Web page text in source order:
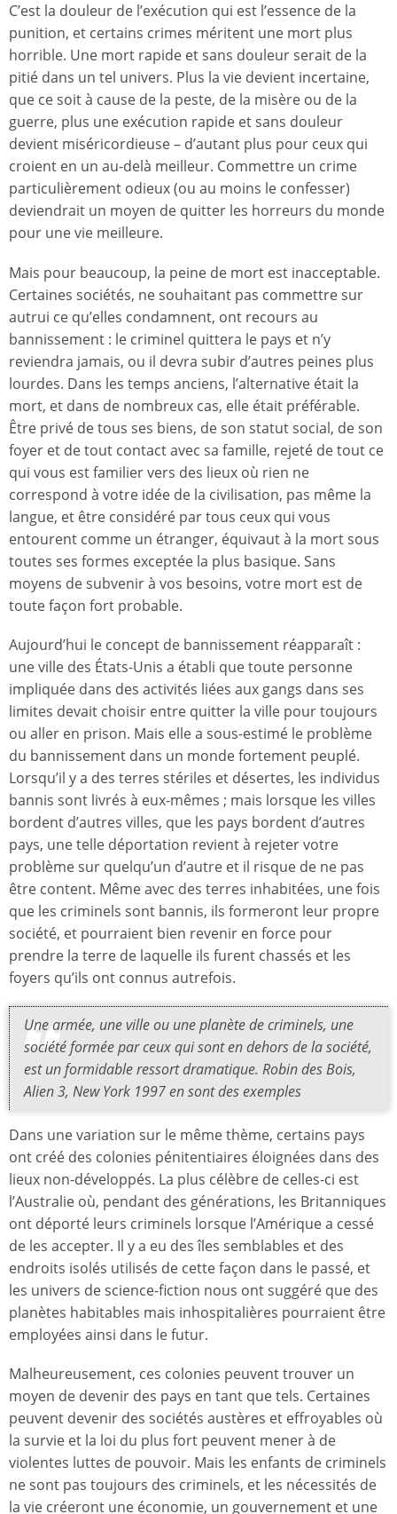
C’est la douleur de l’exécution qui est l’essence de la
punition, et certains crimes méritent une mort plus
horrible. Une mort rapide et sans douleur serait de la
pitié dans un tel univers. Plus la vie devient incertaine,
que ce soit à cause de la peste, de la misère ou de la
guerre, plus une exécution rapide et sans douleur
devient miséricordieuse – d’autant plus pour ceux qui
croient en un au-delà meilleur. Commettre un crime
particulièrement odieux (ou au moins le confesser)
deviendrait un moyen de quitter les horreurs du monde
pour une vie meilleure.
Mais pour beaucoup, la peine de mort est inacceptable.
Certaines sociétés, ne souhaitant pas commettre sur
autrui ce qu’elles condamnent, ont recours au
bannissement : le criminel quittera le pays et n’y
reviendra jamais, ou il devra subir d’autres peines plus
lourdes. Dans les temps anciens, l’alternative était la
mort, et dans de nombreux cas, elle était préférable.
Être privé de tous ses biens, de son statut social, de son
foyer et de tout contact avec sa famille, rejeté de tout ce
qui vous est familier vers des lieux où rien ne
correspond à votre idée de la civilisation, pas même la
langue, et être considéré par tous ceux qui vous
entourent comme un étranger, équivaut à la mort sous
toutes ses formes exceptée la plus basique. Sans
moyens de subvenir à vos besoins, votre mort est de
toute façon fort probable.
Aujourd’hui le concept de bannissement réapparaît :
une ville des États-Unis a établi que toute personne
impliquée dans des activités liées aux gangs dans ses
limites devait choisir entre quitter la ville pour toujours
ou aller en prison. Mais elle a sous-estimé le problème
du bannissement dans un monde fortement peuplé.
Lorsqu’il y a des terres stériles et désertes, les individus
bannis sont livrés à eux-mêmes ; mais lorsque les villes
bordent d’autres villes, que les pays bordent d’autres
pays, une telle déportation revient à rejeter votre
problème sur quelqu’un d’autre et il risque de ne pas
être content. Même avec des terres inhabitées, une fois
que les criminels sont bannis, ils formeront leur propre
société, et pourraient bien revenir en force pour
prendre la terre de laquelle ils furent chassés et les
foyers qu’ils ont connus autrefois.
Une armée, une ville ou une planète de criminels, une
société formée par ceux qui sont en dehors de la société,
est un formidable ressort dramatique. Robin des Bois,
Alien 3, New York 1997en sont des exemples
Dans une variation sur le même thème, certains pays
ont créé des colonies pénitentiaires éloignées dans des
lieux non-développés. La plus célèbre de celles-ci est
l’Australie où, pendant des générations, les Britanniques
ont déporté leurs criminels lorsque l’Amérique a cessé
de les accepter. Il y a eu des îles semblables et des
endroits isolés utilisés de cette façon dans le passé, et
les univers de science-fiction nous ont suggéré que des
planètes habitables mais inhospitalières pourraient être
employées ainsi dans le futur.
Malheureusement, ces colonies peuvent trouver un
moyen de devenir des pays en tant que tels. Certaines
peuvent devenir des sociétés austères et effroyables où
la survie et la loi du plus fort peuvent mener à de
violentes luttes de pouvoir. Mais les enfants de criminels
ne sont pas toujours des criminels, et les nécessités de
la vie créeront une économie, un gouvernement et une